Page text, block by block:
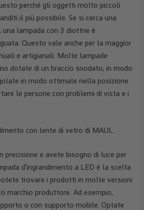
perché gli oggetti molto piccoli
il più possibile. Se si cerca una
una lampada con 3 diottrie è
Questo vale anche per la maggior
e artigianali. Molte lampade
dotate di un braccio snodato, in modo
in modo ottimale nella posizione
le persone con problemi di vista e i
con lente di vetro di MAUL
precisione e avete bisogno di luce per
d'ingrandimento a LED è la scelta
trovare i prodotti in molte versioni
marchio produttore. Ad esempio,
o con supporto mobile. Optate